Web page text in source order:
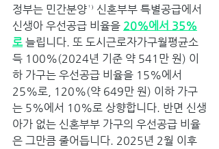
정부는 민간분양¹⁾ 신혼부부 특별공급에서
신생아 우선공급 비율을 20%에서 35%
로 늘립니다. 또 도시근로자가구월평균소
득 100%(2024년 기준 약 541만 원) 이
하 가구는 우선공급 비율을 15%에서
25%로, 120%(약 649만 원) 이하 가구
는 5%에서 10%로 상향합니다. 반면 신생
아가 없는 신혼부부 가구의 우선공급 비율
은 그만큼 줄어듭니다. 2025년 2월 이후